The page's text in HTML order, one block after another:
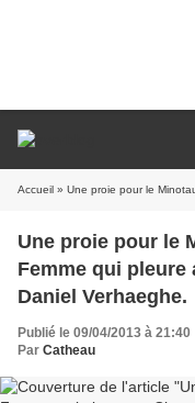
Accueil » Une proie pour le Minotaure : Dora
Une proie pour le
Femme qui pleure
Daniel Verhaeghe.
Publié le 09/04/2013 à 21:40
Par Catheau